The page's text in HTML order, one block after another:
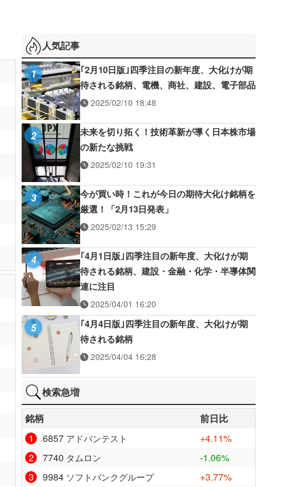
人気記事
1
｢2月10日版｣四季注目の新年度、大化けが期
待される銘柄、電機、商社、建設、電子部品
2025/02/10 18:48
2
未来を切り拓く！技術革新が導く日本株市場
の新たな挑戦
2025/02/10 19:31
3
今が買い時！これが今日の期待大化け銘柄を
厳選！「2月13日発表」
2025/02/13 15:29
4
｢4月1日版｣四季注目の新年度、大化けが期
待される銘柄、建設・金融・化学・半導体関
連に注目
2025/04/01 16:20
5
｢4月4日版｣四季注目の新年度、大化けが期
待される銘柄
2025/04/04 16:28
検索急増
銘柄
前日比
1
6857 アドバンテスト
+4.11%
2
7740 タムロン
-1.06%
3
9984 ソフトバンクグループ
+3.77%